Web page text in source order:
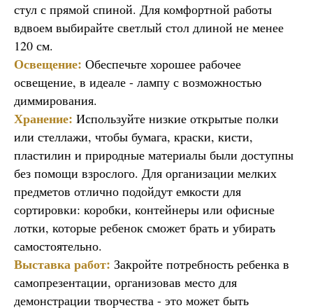
стул с прямой спиной. Для комфортной работы
вдвоем выбирайте светлый стол длиной не менее
120 см.
Освещение: Обеспечьте хорошее рабочее
освещение, в идеале - лампу с возможностью
диммирования.
Хранение: Используйте низкие открытые полки
или стеллажи, чтобы бумага, краски, кисти,
пластилин и природные материалы были доступны
без помощи взрослого. Для организации мелких
предметов отлично подойдут емкости для
сортировки: коробки, контейнеры или офисные
лотки, которые ребенок сможет брать и убирать
самостоятельно.
Выставка работ: Закройте потребность ребенка в
самопрезентации, организовав место для
демонстрации творчества - это может быть